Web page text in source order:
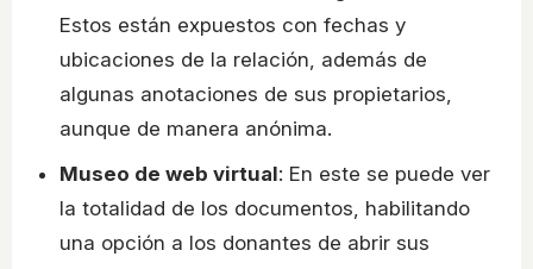
Estos están expuestos con fechas y
ubicaciones de la relación, además de
algunas anotaciones de sus propietarios,
aunque de manera anónima.
Museo de web virtual: En este se puede ver
la totalidad de los documentos, habilitando
una opción a los donantes de abrir sus